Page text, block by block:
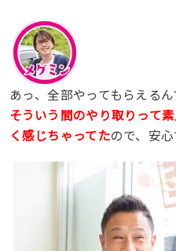
あっ、全部やってもらえるん
そういう間のやり取りって
く感じちゃってたので、安心